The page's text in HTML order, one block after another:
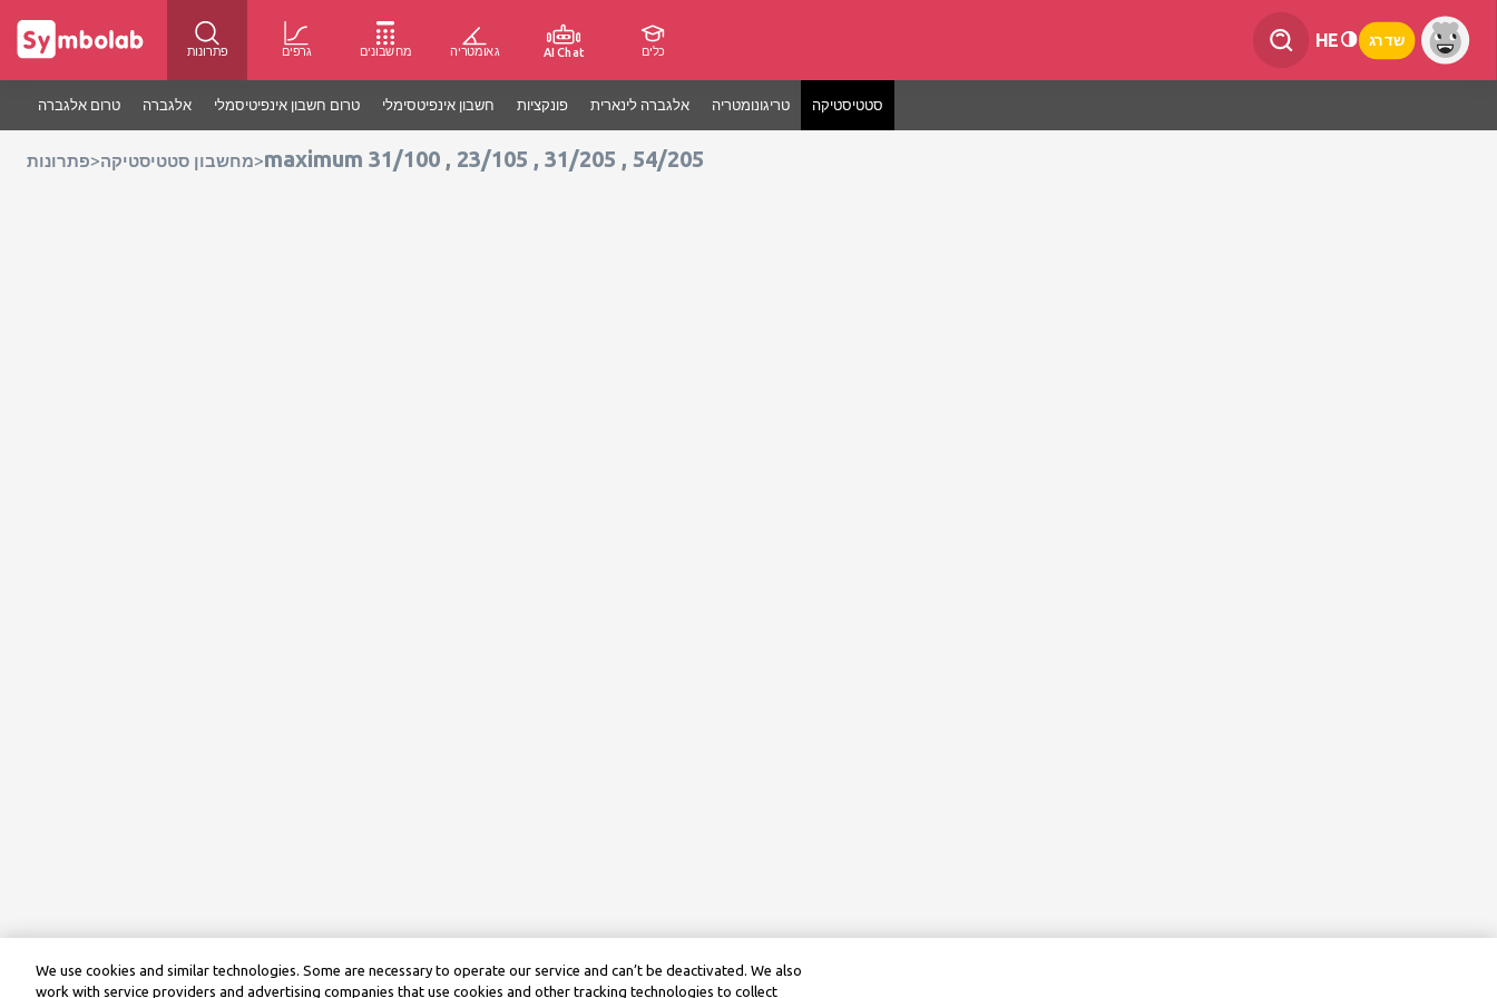
פתרונות גרפים מחשבונים גאומטריה AI Chat כלים
HE שדרג
טרום אלגברה אלגברה טרום חשבון אינפיטיסמלי חשבון אינפיטסימלי פונקציות אלגברה לינארית טריגונומטריה סטטיסטיקה
פתרונות>מחשבון סטטיסטיקה>maximum 31/100 , 23/105 , 31/205 , 54/205
We use cookies and similar technologies. Some are necessary to operate our service and can’t be deactivated. We also
work with service providers and advertising companies that use cookies and other tracking technologies to collect